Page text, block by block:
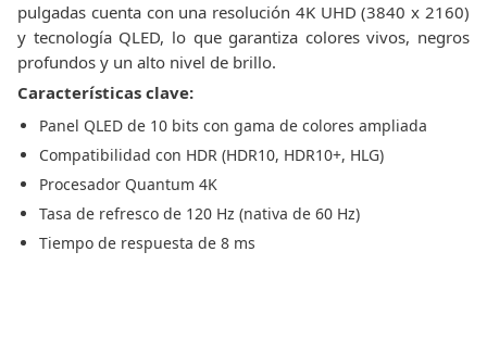
pulgadas cuenta con una resolución 4K UHD (3840 x 2160)
y tecnología QLED, lo que garantiza colores vivos, negros
profundos y un alto nivel de brillo.
Características clave:
Panel QLED de 10 bits con gama de colores ampliada
Compatibilidad con HDR (HDR10, HDR10+, HLG)
Procesador Quantum 4K
Tasa de refresco de 120 Hz (nativa de 60 Hz)
Tiempo de respuesta de 8 ms